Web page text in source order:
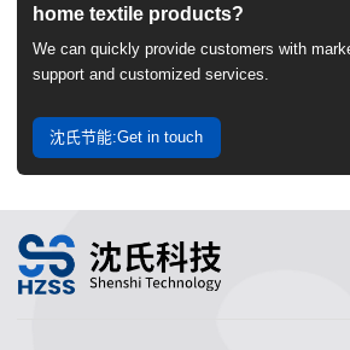
home textile products?
We can quickly provide customers with
support and customized services.
沈氏节能:Get in touch